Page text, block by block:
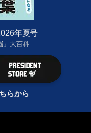
年夏号
」大百科
らから